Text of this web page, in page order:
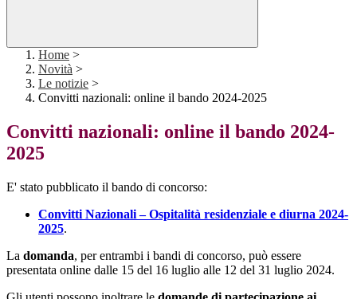
Home >
Novità >
Le notizie >
Convitti nazionali: online il bando 2024-2025
Convitti nazionali: online il bando 2024-
2025
E' stato pubblicato il bando di concorso:
Convitti Nazionali – Ospitalità residenziale e diurna 2024-
2025.
La domanda, per entrambi i bandi di concorso, può essere
presentata online dalle 15 del 16 luglio alle 12 del 31 luglio 2024.